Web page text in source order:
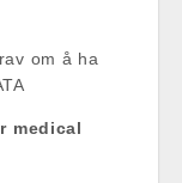
om å ha
medical